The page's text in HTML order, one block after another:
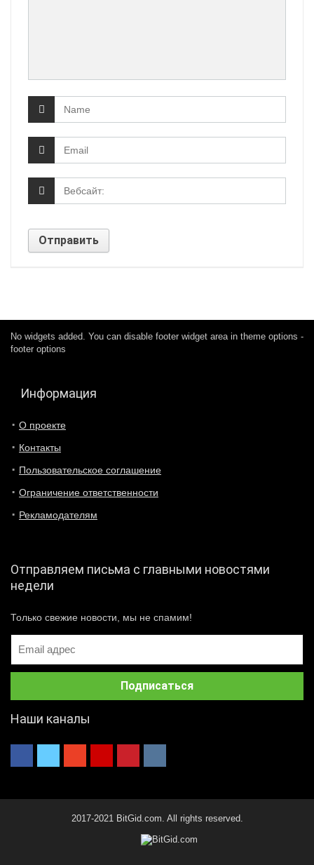
No widgets added. You can disable footer widget area in theme options -
footer options
Информация
О проекте
Контакты
Пользовательское соглашение
Ограничение ответственности
Рекламодателям
Отправляем письма с главными новостями
недели
Только свежие новости, мы не спамим!
Наши каналы
2017-2021 BitGid.com. All rights reserved.